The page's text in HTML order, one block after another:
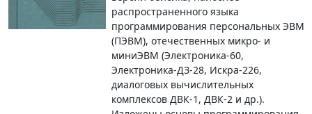
распространенного языка
программирования персональных ЭВМ
(ПЭВМ), отечественных микро- и
миниЭВМ (Электроника-60,
Электроника-ДЗ-28, Искра-226,
диалоговых вычислительных
комплексов ДВК-1, ДВК-2 и др.).